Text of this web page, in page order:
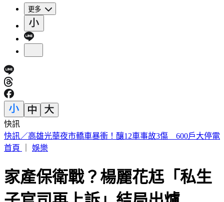
更多
快訊
預告基本工資要漲了！賴清德喊話企業：有獲利替「員工加
薪」
家產保衛戰？楊麗花尪「私生